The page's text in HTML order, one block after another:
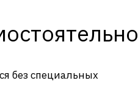
без специальных